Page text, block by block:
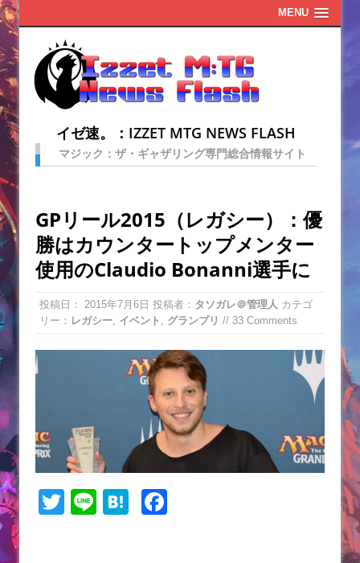
MENU
イゼ速。：IZZET MTG NEWS FLASH
マジック：ザ・ギャザリング専門総合情報サイト
GPリール2015（レガシー）：優
勝はカウンタートップメンター
使用のClaudio Bonanni選手に
投稿日： 2015年7月6日 投稿者： タソガレ＠管理人 カテゴ
リー： レガシー イベント グランプリ // 33 Comments
T
Li
H